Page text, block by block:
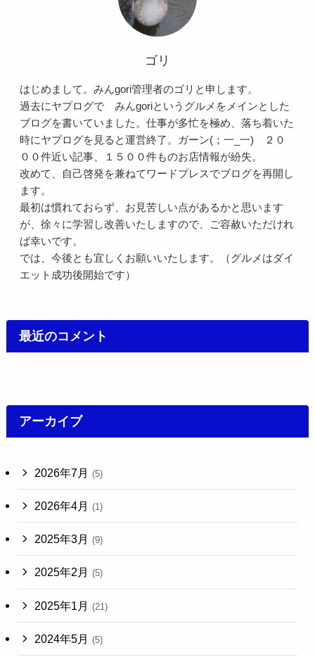
ゴリ
はじめまして。みんgori管理者のゴリと申します。
過去にヤプログで みんgoriというグルメをメインとした
ブログを書いていました。仕事が多忙を極め、落ち着いた
時にヤプログを見ると運営終了。ガーン(；一_一) ２０
００件近い記事、１５００件ものお店情報が紛失。
改めて、自己啓発を兼ねてワードプレスでブログを再開し
ます。
最初は慣れておらず、お見苦しい点があるかと思います
が、徐々に学習し改善いたしますので、ご容赦いただけれ
ば幸いです。
では、今後とも宜しくお願いいたします。（グルメはダイ
エット成功後開始です）
最近のコメント
アーカイブ
2026年7月 (5)
2026年4月 (1)
2025年3月 (9)
2025年2月 (5)
2025年1月 (21)
2024年5月 (5)